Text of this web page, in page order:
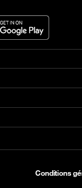
Conditions